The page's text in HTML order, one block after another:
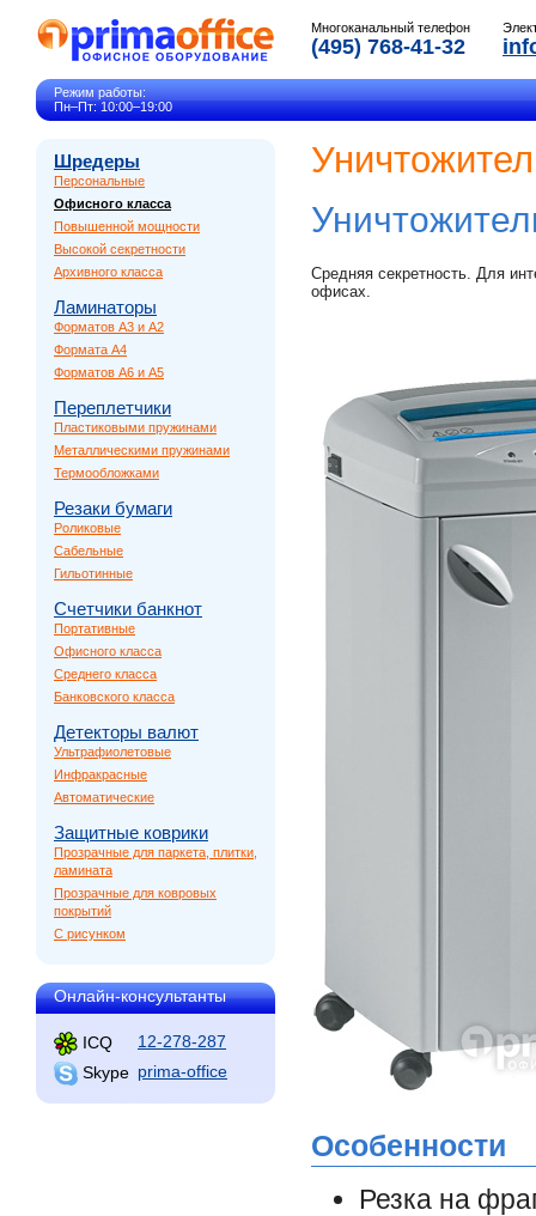
Многоканальный телефон
(495) 768-41-32
Режим работы:
Пн–Пт: 10:00–19:00
Шредеры
Персональные
Офисного класса
Повышенной мощности
Высокой секретности
Архивного класса
Ламинаторы
Форматов A3 и A2
Формата A4
Форматов A6 и A5
Переплетчики
Пластиковыми пружинами
Металлическими пружинами
Термообложками
Резаки бумаги
Роликовые
Сабельные
Гильотинные
Счетчики банкнот
Портативные
Офисного класса
Среднего класса
Банковского класса
Детекторы валют
Ультрафиолетовые
Инфракрасные
Автоматические
Защитные коврики
Прозрачные для паркета, плитки,
ламината
Прозрачные для ковровых
покрытий
С рисунком
Онлайн-консультанты
ICQ
12-278-287
Skype prima-office
Средняя секретность. Для
офисах.
Особенности
Резка на